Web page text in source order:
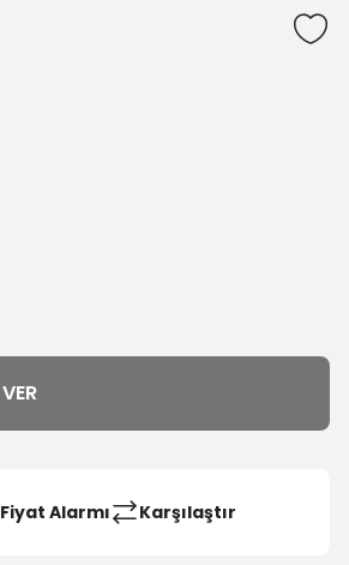
Fiyat Alarmı Karşılaştır